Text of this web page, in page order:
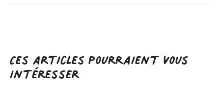
Ces articles pourraient vous
intéresser